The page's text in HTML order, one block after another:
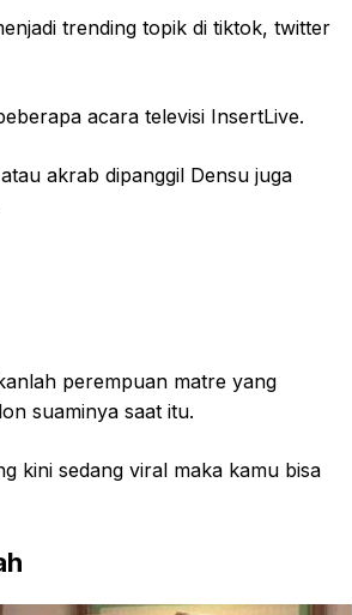
trending topik di tiktok, twitter
acara televisi InsertLive.
akrab dipanggil Densu juga
perempuan matre yang
suaminya saat itu.
kini sedang viral maka kamu bisa